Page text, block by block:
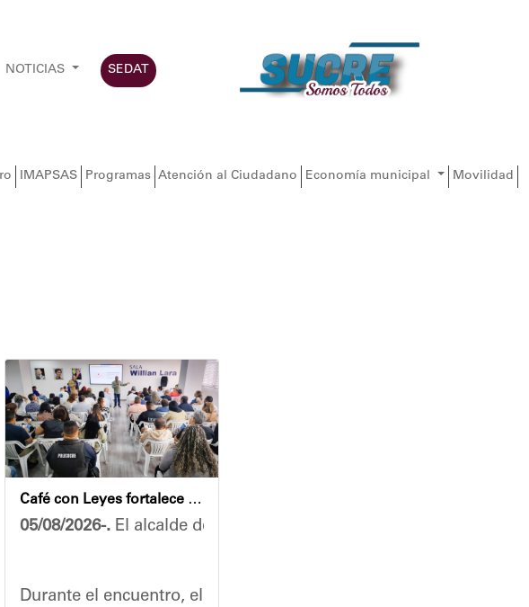
NOTICIAS SEDAT
IMAPSAS Programas Atención al Ciudadano Economía municipal
Movilidad
de las comunidades, la Alcaldía del Municipio Sucre y el
se llevó a cabo un recorrido de inspección en las instalaciones
Café con Leyes fortalece el análisis jurídico y constitucional en el municipio Sucre
05/08/2026-.El alcalde del municipio Sucre, Diógenes Lara,
Durante el encuentro, el mandatario municipal se reunió con un